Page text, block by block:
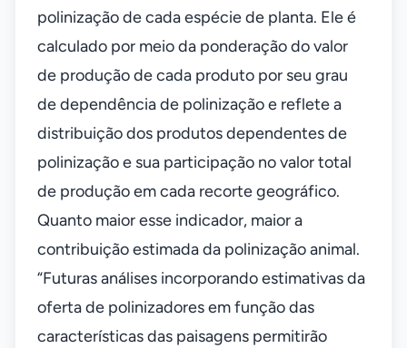
polinização de cada espécie de planta. Ele é
calculado por meio da ponderação do valor
de produção de cada produto por seu grau
de dependência de polinização e reflete a
distribuição dos produtos dependentes de
polinização e sua participação no valor total
de produção em cada recorte geográfico.
Quanto maior esse indicador, maior a
contribuição estimada da polinização animal.
“Futuras análises incorporando estimativas da
oferta de polinizadores em função das
características das paisagens permitirão